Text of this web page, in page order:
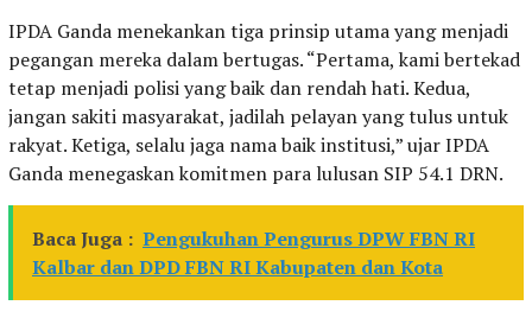
IPDA Ganda menekankan tiga prinsip utama yang menjadi
pegangan mereka dalam bertugas. “Pertama, kami bertekad
tetap menjadi polisi yang baik dan rendah hati. Kedua,
jangan sakiti masyarakat, jadilah pelayan yang tulus untuk
rakyat. Ketiga, selalu jaga nama baik institusi,” ujar IPDA
Ganda menegaskan komitmen para lulusan SIP 54.1 DRN.
Baca Juga : Pengukuhan Pengurus DPW FBN RI
Kalbar dan DPD FBN RI Kabupaten dan Kota